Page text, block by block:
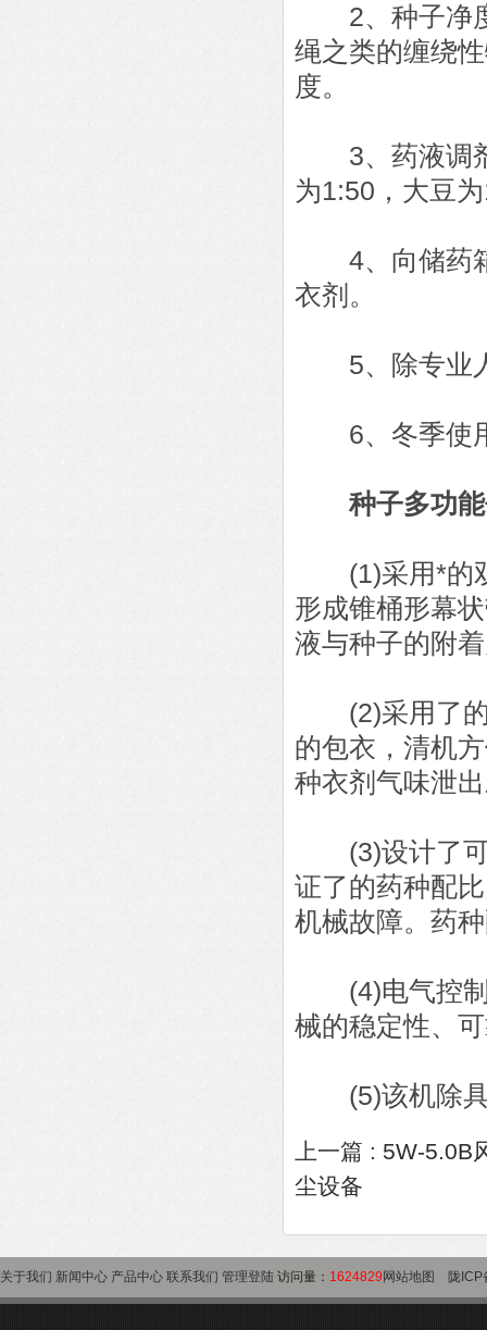
2、种子净度
绳之类的缠绕
度。
3、药液调剂
为1:50，大豆
4、向储药箱
衣剂。
5、除专业人
6、冬季使用
种子多功
(1)采用*的双
形成锥桶形幕
液与种子的附
(2)采用了的
的包衣，清机
种衣剂气味泄
(3)设计了可
证了的药种配
机械故障。药
(4)电气控制
械的稳定性、
(5)该机除具
上一篇 : 5W-5.0B
尘设备
关于我们 新闻中心 产品中心 联系我们 管理登陆 访问量： 1624829 网站地图 陇